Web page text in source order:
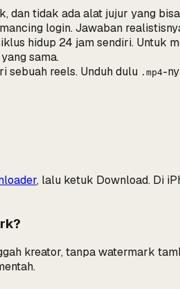
dan tidak ada alat jujur yang
login. Jawaban
hidup 24 jam sendiri. Untuk
sama.
sebuah reels. Unduh dulu .mp4-
, lalu ketuk Download. Di
kreator, tanpa watermark